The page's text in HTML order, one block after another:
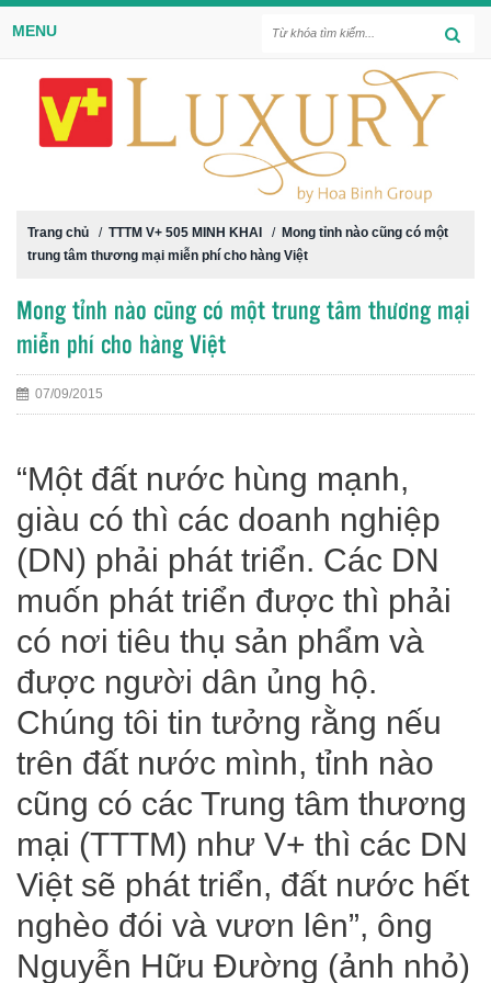
MENU
Trang chủ / TTTM V+ 505 MINH KHAI / Mong tỉnh nào cũng có một
trung tâm thương mại miễn phí cho hàng Việt
Mong tỉnh nào cũng có một trung tâm thương mại
miễn phí cho hàng Việt
07/09/2015
“Một đất nước hùng mạnh,
giàu có thì các doanh nghiệp
(DN) phải phát triển. Các DN
muốn phát triển được thì phải
có nơi tiêu thụ sản phẩm và
được người dân ủng hộ.
Chúng tôi tin tưởng rằng nếu
trên đất nước mình, tỉnh nào
cũng có các Trung tâm thương
mại (TTTM) như V+ thì các DN
Việt sẽ phát triển, đất nước hết
nghèo đói và vươn lên”, ông
Nguyễn Hữu Đường (ảnh nhỏ)